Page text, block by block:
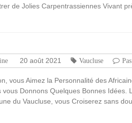
de Jolies Carpentrassiennes Vivant
20 août 2021 Vaucluse
vous Aimez la Personnalité des
vous Donnons Quelques Bonnes Idées.
du Vaucluse, vous Croiserez sans